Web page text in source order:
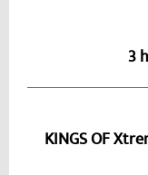
3
KINGS OF